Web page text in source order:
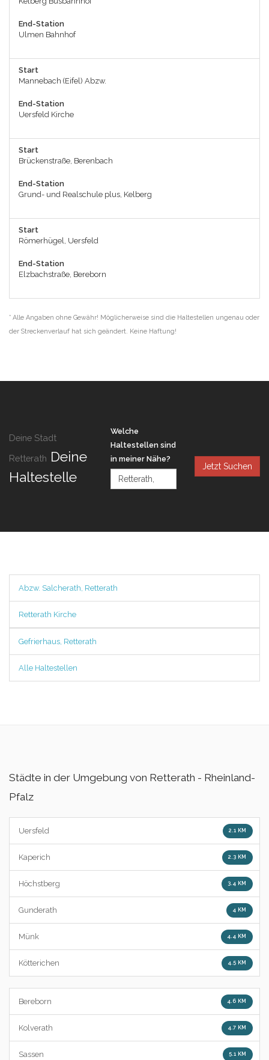
End-Station
Ulmen Bahnhof
Start
Mannebach (Eifel) Abzw.
End-Station
Uersfeld Kirche
Start
Brückenstraße, Berenbach
End-Station
Grund- und Realschule plus, Kelberg
Start
Römerhügel, Uersfeld
End-Station
Elzbachstraße, Bereborn
* Alle Angaben ohne Gewähr! Möglicherweise sind die Haltestellen ungenau oder
der Streckenverlauf hat sich geändert. Keine Haftung!
Deine Stadt
Retterath Deine
Haltestelle
Welche
Haltestellen sind
in meiner Nähe?
Jetzt Suchen
Abzw. Salcherath, Retterath
Retterath Kirche
Gefrierhaus, Retterath
Alle Haltestellen
Städte in der Umgebung von Retterath - Rheinland-
Pfalz
Uersfeld 2.1 KM
Kaperich 2.3 KM
Höchstberg 3.4 KM
Gunderath 4 KM
Münk 4.4 KM
Kötterichen 4.5 KM
Bereborn 4.6 KM
Kolverath 4.7 KM
Sassen 5.1 KM